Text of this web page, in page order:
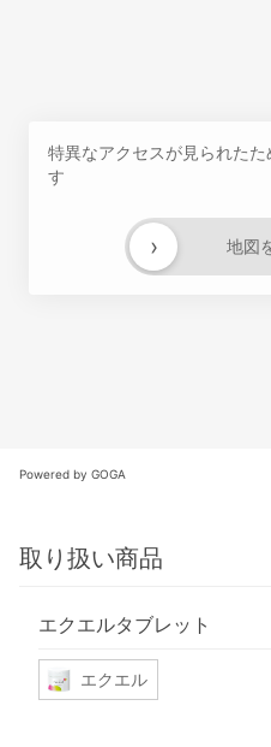
特異なアクセスが見られた
す
地図
›
Powered by GOGA
取り扱い商品
エクエルタブレット
エクエル